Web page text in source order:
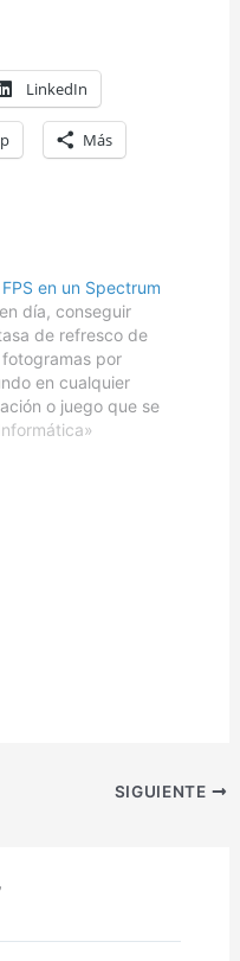
LinkedIn
Más
en un Spectrum
día, conseguir
de refresco de
por
en cualquier
o juego que se
a pantalla
SIGUIENTE